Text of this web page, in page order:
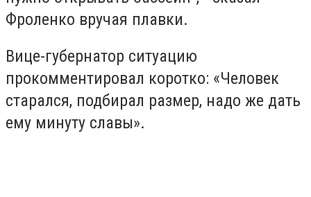
Фроленко вручая плавки.
Вице-губернатор ситуацию
прокомментировал коротко: «Человек
старался, подбирал размер, надо же дать
ему минуту славы».